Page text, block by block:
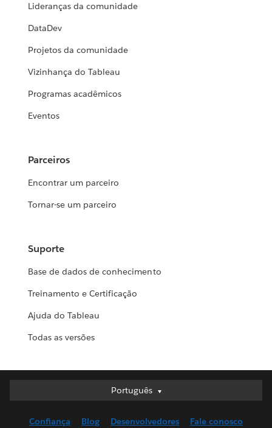
Lideranças da comunidade
DataDev
Projetos da comunidade
Vizinhança do Tableau
Programas acadêmicos
Eventos
Parceiros
Encontrar um parceiro
Tornar-se um parceiro
Suporte
Base de dados de conhecimento
Treinamento e Certificação
Ajuda do Tableau
Todas as versões
Português
Português
English (UK)
Confiança Blog Desenvolvedores Fale conosco